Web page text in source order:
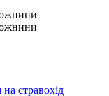
стравохід